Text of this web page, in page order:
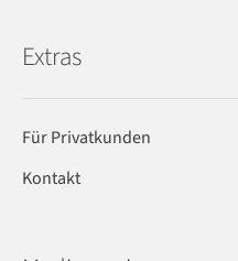
Extras
Für Privatkunden
Kontakt